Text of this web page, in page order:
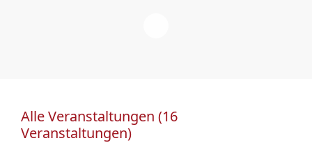
Alle Veranstaltungen (16
Veranstaltungen)